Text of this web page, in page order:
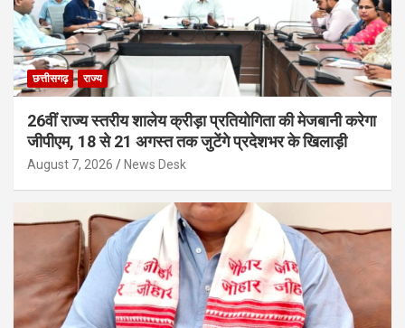
छत्तीसगढ़ राज्य
26वीं राज्य स्तरीय शालेय क्रीड़ा प्रतियोगिता की मेजबानी करेगा
जीपीएम, 18 से 21 अगस्त तक जुटेंगे प्रदेशभर के खिलाड़ी
August 7, 2026 News Desk